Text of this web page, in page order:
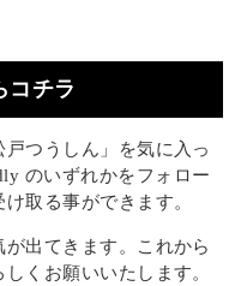
コチラ
つうしん」を気に入っ
のいずれかをフォロー
取る事ができます。
出てきます。これから
くお願いいたします。